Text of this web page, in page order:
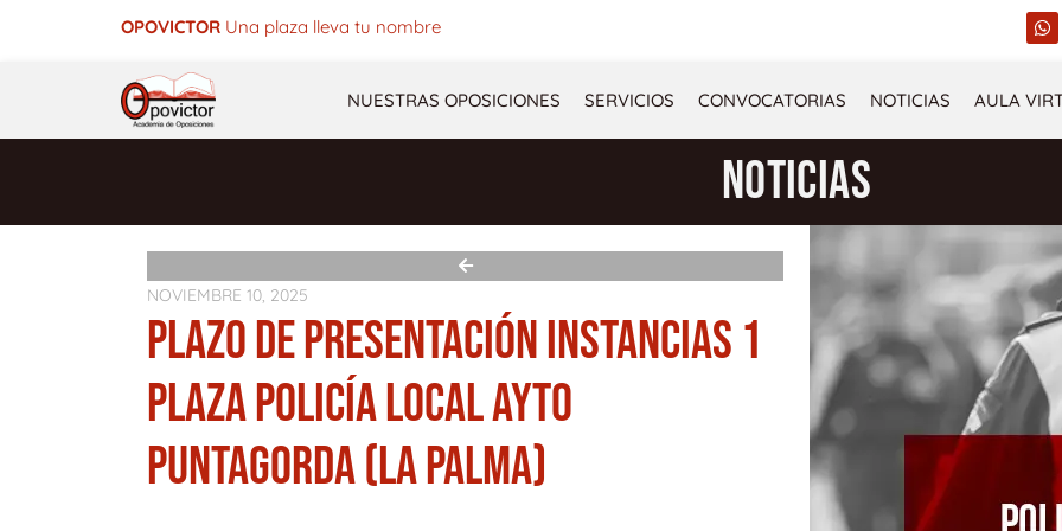
OPOVICTOR Una plaza lleva tu nombre W
h
s
a
p
NUESTRAS OPOSICIONES SERVICIOS CONVOCATORIAS NOTICIAS AULA
NOTICIAS
NOVIEMBRE 10, 2025
PLAZO DE PRESENTACIÓN INSTANCIAS 1
PLAZA POLICÍA LOCAL AYTO
PUNTAGORDA (LA PALMA)